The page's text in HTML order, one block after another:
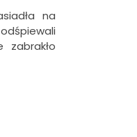
na
zabrakło